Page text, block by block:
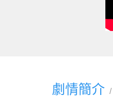
劇情簡介